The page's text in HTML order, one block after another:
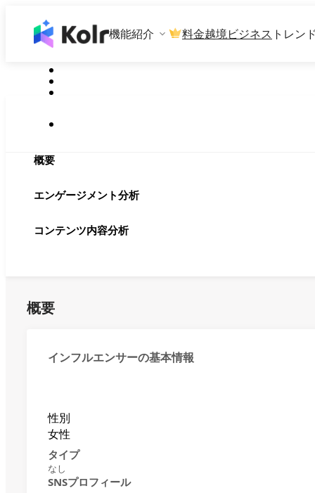
機能紹介 料金越境ビジネス トレン
概要
エンゲージメント分析
コンテンツ内容分析
概要
インフルエンサーの基本情報
性別
女性
タイプ
なし
SNSプロフィール